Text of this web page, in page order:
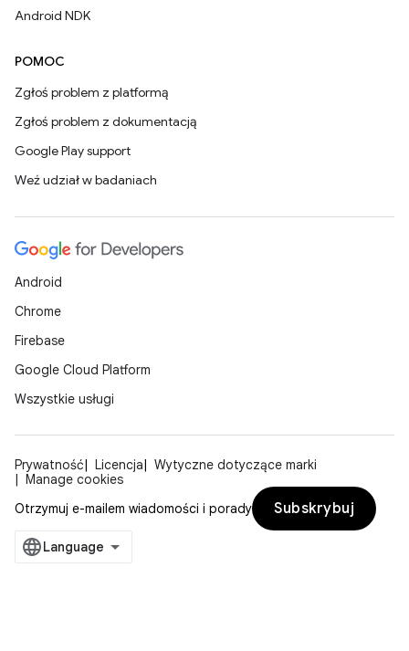
Android NDK
POMOC
Zgłoś problem z platformą
Zgłoś problem z dokumentacją
Google Play support
Weź udział w badaniach
Android
Chrome
Firebase
Google Cloud Platform
Wszystkie usługi
Prywatność Licencja
Wytyczne dotyczące marki
Manage cookies
Otrzymuj e-mailem wiadomości i porady
Subskrybuj